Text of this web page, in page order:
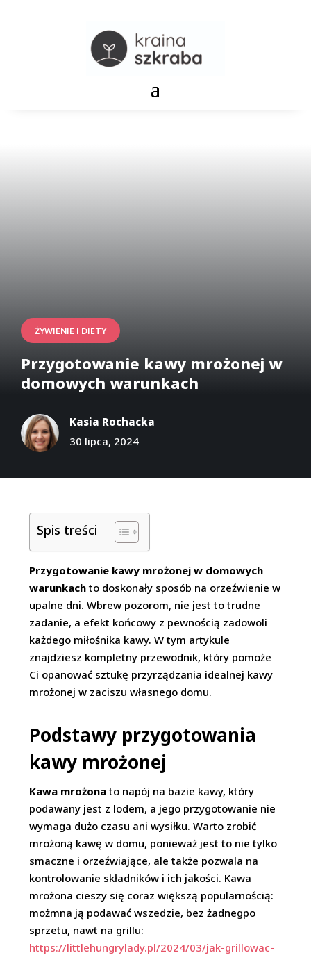
ŻYWIENIE I DIETY
Przygotowanie kawy mrożonej w
domowych warunkach
Kasia Rochacka
30 lipca, 2024
Spis treści
Przygotowanie kawy mrożonej w domowych
warunkach to doskonały sposób na orzeźwienie w
upalne dni. Wbrew pozorom, nie jest to trudne
zadanie, a efekt końcowy z pewnością zadowoli
każdego miłośnika kawy. W tym artykule
znajdziesz kompletny przewodnik, który pomoże
Ci opanować sztukę przyrządzania idealnej kawy
mrożonej w zaciszu własnego domu.
Podstawy przygotowania
kawy mrożonej
Kawa mrożona to napój na bazie kawy, który
podawany jest z lodem, a jego przygotowanie nie
wymaga dużo czasu ani wysiłku. Warto zrobić
mrożoną kawę w domu, ponieważ jest to nie tylko
smaczne i orzeźwiające, ale także pozwala na
kontrolowanie składników i ich jakości. Kawa
mrożona cieszy się coraz większą popularnością:
możmna ją podawać wszedzie, bez żadnegpo
sprzetu, nawt na grillu:
https://littlehungrylady.pl/2024/03/jak-grillowac-